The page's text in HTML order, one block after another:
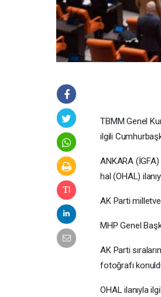
TBMM Genel
ilgili
ANKARA
hal (OHAL)
AK Parti
MHP Genel
AK Parti
fotoğrafı
OHAL ilanıyla